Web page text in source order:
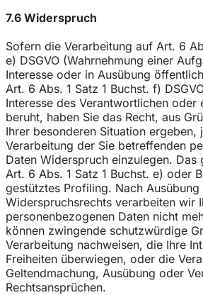
7.6 Widerspruch
Sofern die Verarbeitung auf Art. 6
e) DSGVO (Wahrnehmung einer
Interesse oder in Ausübung
Art. 6 Abs. 1 Satz 1 Buchst. f)
Interesse des Verantwortlichen oder
beruht, haben Sie das Recht, aus
Ihrer besonderen Situation ergeben,
Verarbeitung der Sie betreffenden
Daten Widerspruch einzulegen.
Art. 6 Abs. 1 Satz 1 Buchst. e) oder
gestütztes Profiling. Nach Ausübung
Widerspruchsrechts verarbeiten wir
personenbezogenen Daten nicht
können zwingende schutzwürdige
Verarbeitung nachweisen, die Ihre
Freiheiten überwiegen, oder die
Geltendmachung, Ausübung oder
Rechtsansprüchen.